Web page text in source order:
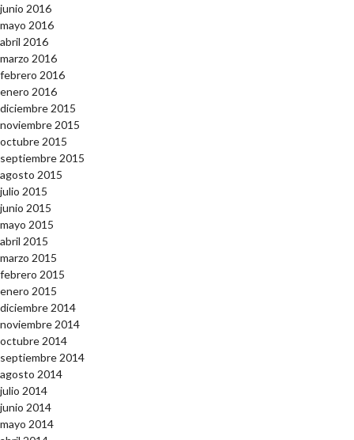
junio 2016
mayo 2016
abril 2016
marzo 2016
febrero 2016
enero 2016
diciembre 2015
noviembre 2015
octubre 2015
septiembre 2015
agosto 2015
julio 2015
junio 2015
mayo 2015
abril 2015
marzo 2015
febrero 2015
enero 2015
diciembre 2014
noviembre 2014
octubre 2014
septiembre 2014
agosto 2014
julio 2014
junio 2014
mayo 2014